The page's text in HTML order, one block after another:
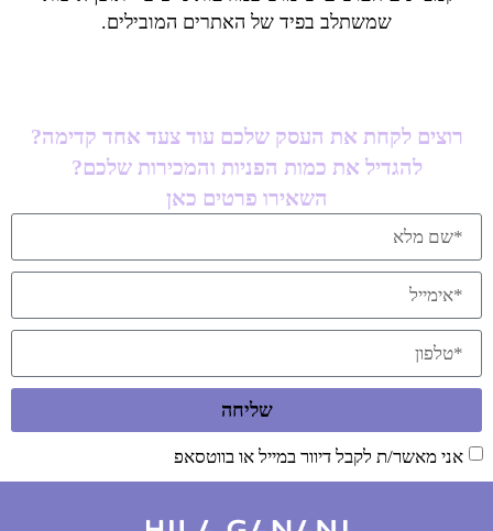
שמשתלב בפיד של האתרים המובילים.
רוצים לקחת את העסק שלכם עוד צעד אחד קדימה?
להגדיל את כמות הפניות והמכירות שלכם?
השאירו פרטים כאן
אני מאשר/ת לקבל דיוור במייל או בווטסאפ
שליחה